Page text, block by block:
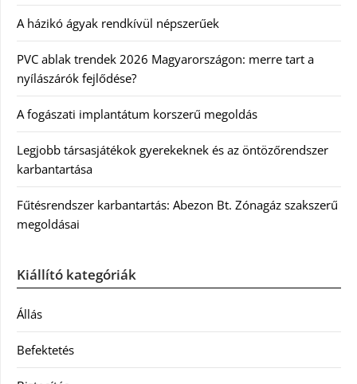
A házikó ágyak rendkívül népszerűek
PVC ablak trendek 2026 Magyarországon: merre tart a
nyílászárók fejlődése?
A fogászati implantátum korszerű megoldás
Legjobb társasjátékok gyerekeknek és az öntözőrendszer
karbantartása
Fűtésrendszer karbantartás: Abezon Bt. Zónagáz szakszerű
megoldásai
Kiállító kategóriák
Állás
Befektetés